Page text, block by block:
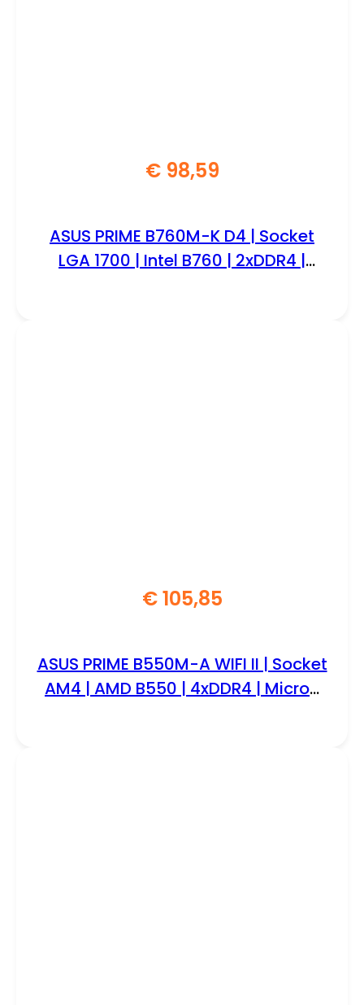
€98,59
ASUS PRIME B760M-K D4 | Socket
LGA 1700 | Intel B760 | 2xDDR4 |
€105,85
ASUS PRIME B550M-A WIFI II | Socket
AM4 | AMD B550 | 4xDDR4 | Micro-